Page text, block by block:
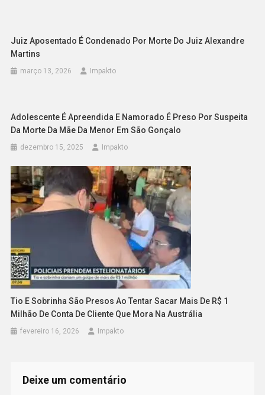
Juiz Aposentado É Condenado Por Morte Do Juiz Alexandre
Martins
março 13, 2026 Impakto
Adolescente É Apreendida E Namorado É Preso Por Suspeita
Da Morte Da Mãe Da Menor Em São Gonçalo
dezembro 15, 2025 Impakto
Tio E Sobrinha São Presos Ao Tentar Sacar Mais De R$ 1
Milhão De Conta De Cliente Que Mora Na Austrália
fevereiro 16, 2026 Impakto
Deixe um comentário